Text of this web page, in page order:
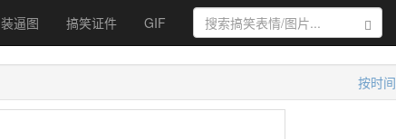
装逼图 搞笑证件 GIF 搜索
按时间